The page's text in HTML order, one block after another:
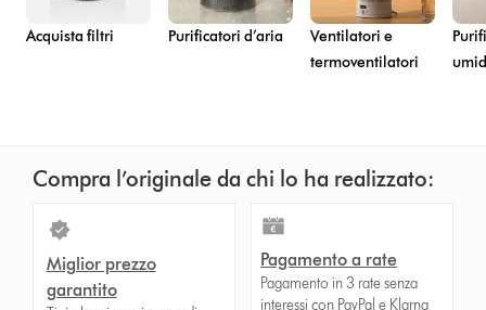
Acquista filtri Purificatori d’aria
Ventilatori e
termoventilatori
Compra l’originale da chi lo ha realizzato:
Miglior prezzo
garantito
Pagamento a rate
Pagamento in 3 rate senza
interessi con PayPal e Klarna